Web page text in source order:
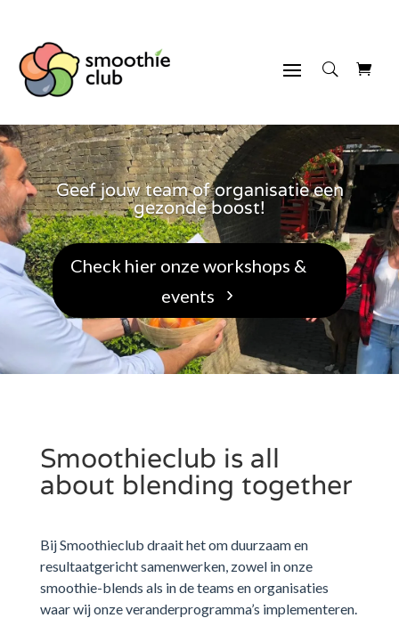
Geef jouw team of organisatie een
gezonde boost!
Check hier onze workshops &
events
Smoothieclub is all
about blending together
Bij Smoothieclub draait het om duurzaam en
resultaatgericht samenwerken, zowel in onze
smoothie-blends als in de teams en organisaties
waar wij onze veranderprogramma’s implementeren.